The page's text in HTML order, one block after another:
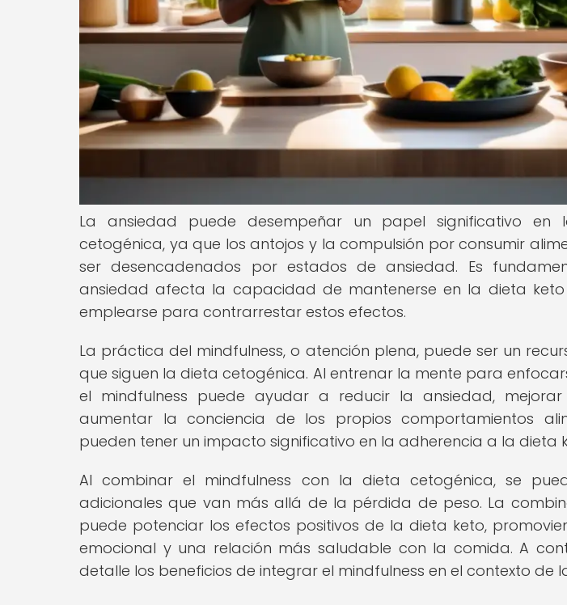
La ansiedad puede desempeñar un papel significativo
cetogénica, ya que los antojos y la compulsión por consumir
ser desencadenados por estados de ansiedad. Es
ansiedad afecta la capacidad de mantenerse en la dieta
emplearse para contrarrestar estos efectos.
La práctica del mindfulness, o atención plena, puede ser un
que siguen la dieta cetogénica. Al entrenar la mente para
el mindfulness puede ayudar a reducir la ansiedad,
aumentar la conciencia de los propios comportamientos
pueden tener un impacto significativo en la adherencia a la dieta
Al combinar el mindfulness con la dieta cetogénica, se
adicionales que van más allá de la pérdida de peso. La
puede potenciar los efectos positivos de la dieta keto,
emocional y una relación más saludable con la comida. A
detalle los beneficios de integrar el mindfulness en el contexto de